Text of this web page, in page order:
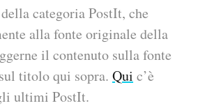
Media
Europa
categoria PostIt, che
alla fonte originale della
il contenuto sulla fonte
titolo qui sopra. Qui c’è
ultimi PostIt.